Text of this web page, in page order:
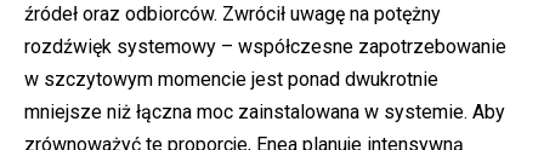
źródeł oraz odbiorców. Zwrócił uwagę na potężny
rozdźwięk systemowy – współczesne zapotrzebowanie
w szczytowym momencie jest ponad dwukrotnie
mniejsze niż łączna moc zainstalowana w systemie. Aby
zrównoważyć te proporcje, Enea planuje intensywną